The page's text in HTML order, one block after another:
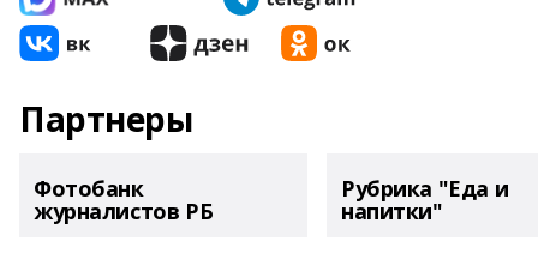
Партнеры
Фотобанк
журналистов РБ
Рубрика "Еда и
напитки"